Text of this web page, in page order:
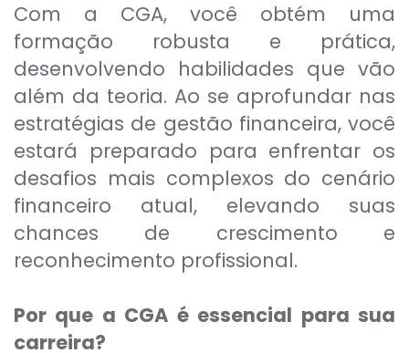
Com a CGA, você obtém uma
formação robusta e prática,
desenvolvendo habilidades que vão
além da teoria. Ao se aprofundar nas
estratégias de gestão financeira, você
estará preparado para enfrentar os
desafios mais complexos do cenário
financeiro atual, elevando suas
chances de crescimento e
reconhecimento profissional.
Por que a CGA é essencial para sua
carreira?